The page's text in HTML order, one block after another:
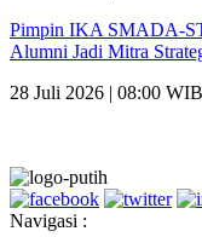
Pimpin IKA SMADA-
Alumni Jadi Mitra
28 Juli 2026 | 08:00 WIB
Navigasi :